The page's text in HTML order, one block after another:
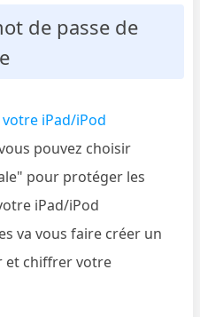
de passe de
iPad/iPod
pouvez choisir
pour protéger les
iPad/iPod
va vous faire créer un
et chiffrer votre